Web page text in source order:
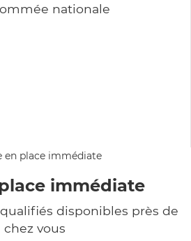
nationale
immédiate
disponibles près de
chez vous